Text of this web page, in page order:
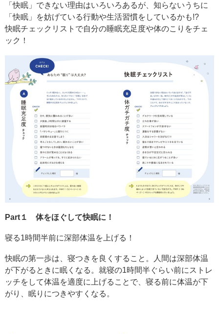
「快眠」できない理由はいろいろあるが、知らないうちに
「快眠」を妨げている行動や生活習慣をしているかも!?
快眠チェックリストで自分の睡眠充足度や体のこりをチェ
ック！
Part１ 体をほぐして快眠に！
寝る1時間半前に深部体温を上げる！
快眠の第一歩は、寝つきを良くすること。人間は深部体温
が下がるときに眠くなる。就寝の1時間半ぐらい前にストレ
ッチをして体温を適度に上げることで、寝る前に体温が下
がり、眠りにつきやすくなる。